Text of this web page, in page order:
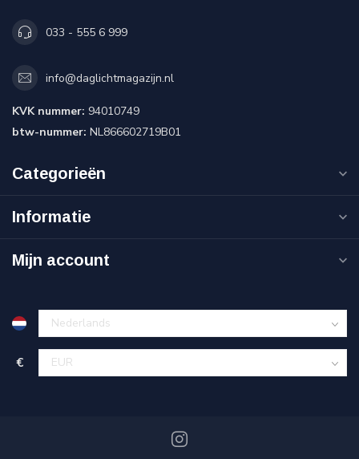
033 - 555 6 999
info@daglichtmagazijn.nl
KVK nummer: 94010749
btw-nummer: NL866602719B01
Categorieën
Informatie
Mijn account
€